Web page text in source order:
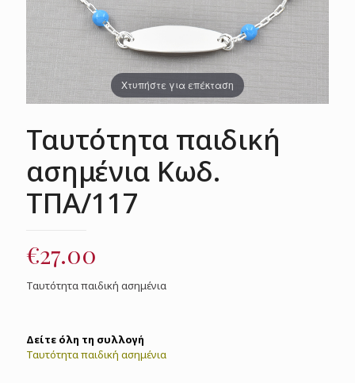
Χτυπήστε για επέκταση
Ταυτότητα παιδική
ασημένια Κωδ.
ΤΠΑ/117
€27.00
Ταυτότητα παιδική ασημένια
Δείτε όλη τη συλλογή
Ταυτότητα παιδική ασημένια